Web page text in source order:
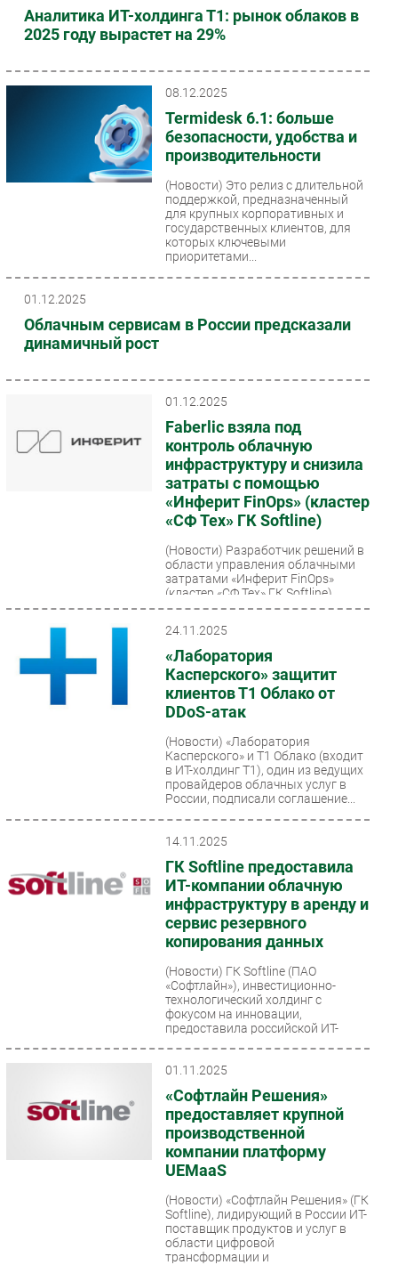
Аналитика ИТ-холдинга Т1: рынок облаков в
2025 году вырастет на 29%
08.12.2025
Termidesk 6.1: больше
безопасности, удобства и
производительности
(Новости) Это релиз с длительной
поддержкой, предназначенный
для крупных корпоративных и
государственных клиентов, для
которых ключевыми
приоритетами...
01.12.2025
Облачным сервисам в России предсказали
динамичный рост
01.12.2025
Faberlic взяла под
контроль облачную
инфраструктуру и снизила
затраты с помощью
«Инферит FinOps» (кластер
«СФ Тех» ГК Softline)
(Новости) Разработчик решений в
области управления облачными
затратами «Инферит FinOps»
(кластер «СФ Тех» ГК Softline)
помог Faberlic повысить...
24.11.2025
«Лаборатория
Касперского» защитит
клиентов Т1 Облако от
DDoS-атак
(Новости) «Лаборатория
Касперского» и Т1 Облако (входит
в ИТ-холдинг Т1), один из ведущих
провайдеров облачных услуг в
России, подписали соглашение...
14.11.2025
ГК Softline предоставила
ИТ-компании облачную
инфраструктуру в аренду и
сервис резервного
копирования данных
(Новости) ГК Softline (ПАО
«Софтлайн»), инвестиционно-
технологический холдинг с
фокусом на инновации,
предоставила российской ИТ-
01.11.2025
«Софтлайн Решения»
предоставляет крупной
производственной
компании платформу
UEMaaS
(Новости) «Софтлайн Решения» (ГК
Softline), лидирующий в России ИТ-
поставщик продуктов и услуг в
области цифровой
трансформации и